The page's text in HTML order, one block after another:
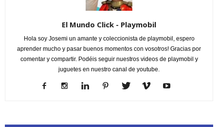
El Mundo Click - Playmobil
Hola soy Josemi un amante y coleccionista de playmobil, espero
aprender mucho y pasar buenos momentos con vosotros! Gracias por
comentar y compartir. Podéis seguir nuestros videos de playmobil y
juguetes en nuestro canal de youtube.